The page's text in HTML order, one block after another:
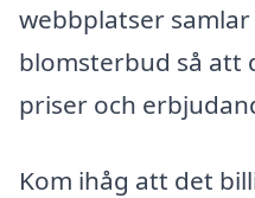
webbplatser
blomsterbud så att
priser och
Kom ihåg att det